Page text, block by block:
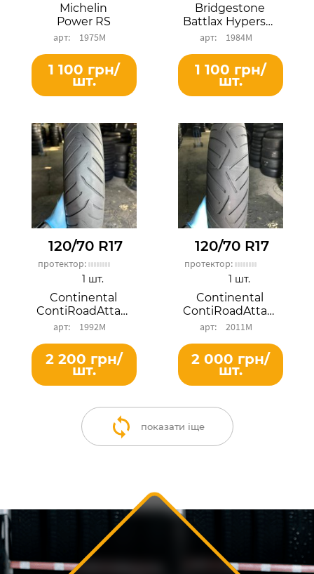
Michelin
Power RS
1975М
1 100 грн/
шт.
Bridgestone
Battlax Hypersport S22F
1984М
1 100 грн/
шт.
120/70 R17
протектор:
Continental
ContiRoadAttack 4 GT
1992М
1 шт.
2 200 грн/
шт.
120/70 R17
протектор:
Continental
ContiRoadAttack 3
2011М
1 шт.
2 000 грн/
шт.
показати іще